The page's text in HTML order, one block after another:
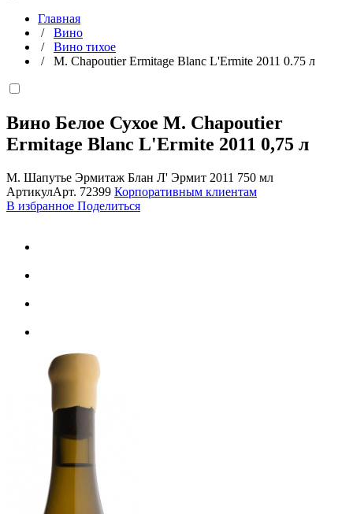
Главная
/ Вино
/ Вино тихое
/ M. Chapoutier Ermitage Blanc L'Ermite 2011 0.75 л
Вино Белое Сухое M. Chapoutier
Ermitage Blanc L'Ermite 2011 0,75 л
М. Шапутье Эрмитаж Блан Л' Эрмит 2011 750 мл
АртикулАрт. 72399 Корпоративным клиентам
В избранное Поделиться